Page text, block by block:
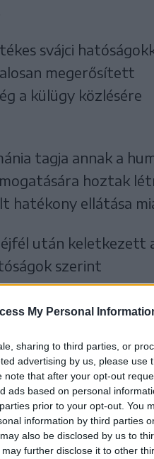
My Personal
sharing to third parties, or
advertising by us, please use
note that after your opt-out
ads based on personal
prior to your opt-out. You
information by third parties
also be disclosed by us to
further disclose it to other
svájci
megerősített
a külügy közlésére
tagja annak a
hoztak
hatékony ellátása
után keletkezett
szerint
életét